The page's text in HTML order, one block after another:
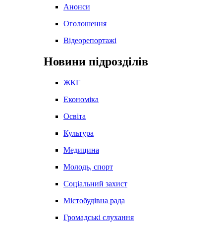
Анонси
Оголошення
Відеорепортажі
Новини підрозділів
ЖКГ
Економіка
Освіта
Культура
Медицина
Молодь, спорт
Соціальний захист
Містобудівна рада
Громадські слухання